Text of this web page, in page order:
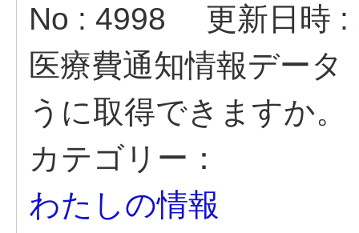
No : 4998
更新日時
医療費通知情報デー
うに取得できますか。
カテゴリー：
わたしの情報